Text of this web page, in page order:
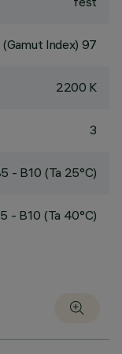
Index) 97
2200 K
3
- B10 (Ta 25°C)
- B10 (Ta 40°C)